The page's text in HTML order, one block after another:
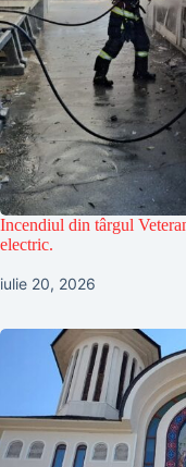
Incendiul din târgul
electric.
iulie 20, 2026